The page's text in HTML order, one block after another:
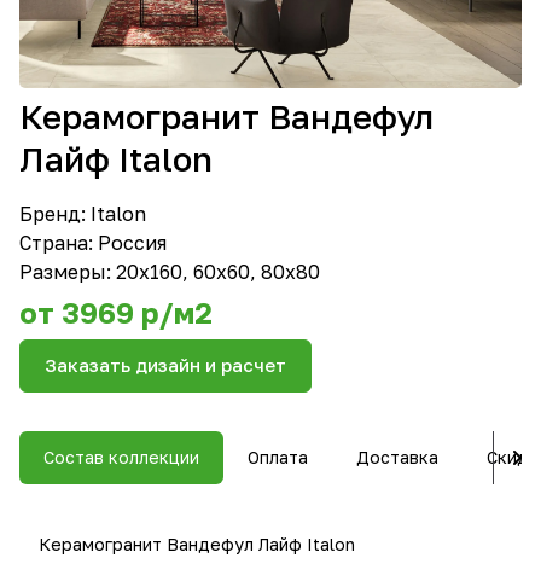
Керамогранит Вандефул
Лайф Italon
Бренд: Italon
Страна: Россия
Размеры: 20х160, 60x60, 80x80
от 3969 р/м2
Заказать дизайн и расчет
Состав коллекции Оплата Доставка
Керамогранит Вандефул Лайф Italon